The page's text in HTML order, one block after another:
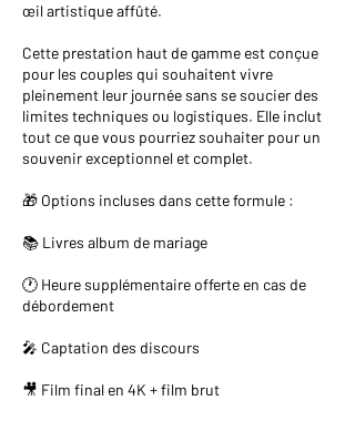
œil artistique affûté.
Cette prestation haut de gamme est conçue
pour les couples qui souhaitent vivre
pleinement leur journée sans se soucier des
limites techniques ou logistiques. Elle inclut
tout ce que vous pourriez souhaiter pour un
souvenir exceptionnel et complet.
🎁 Options incluses dans cette formule :
📚 Livres album de mariage
🕐 Heure supplémentaire offerte en cas de
débordement
🎤 Captation des discours
🎥 Film final en 4K + film brut